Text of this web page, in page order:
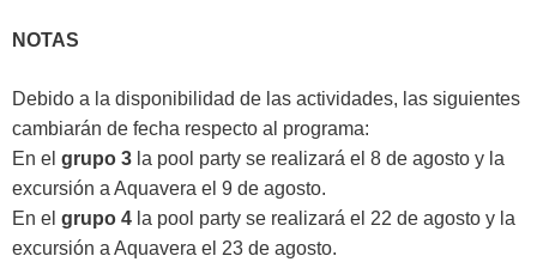
NOTAS
Debido a la disponibilidad de las actividades, las siguientes
cambiarán de fecha respecto al programa:
En el grupo 3 la pool party se realizará el 8 de agosto y la
excursión a Aquavera el 9 de agosto.
En el grupo 4 la pool party se realizará el 22 de agosto y la
excursión a Aquavera el 23 de agosto.